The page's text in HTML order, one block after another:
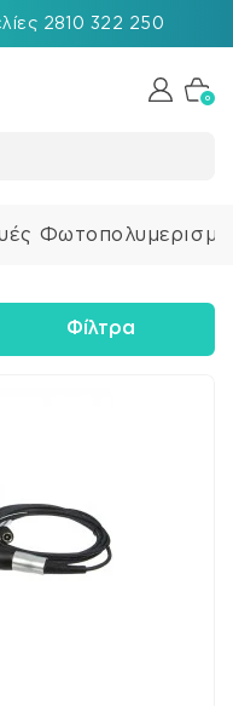
2810 322 250
0
Φίλτρα